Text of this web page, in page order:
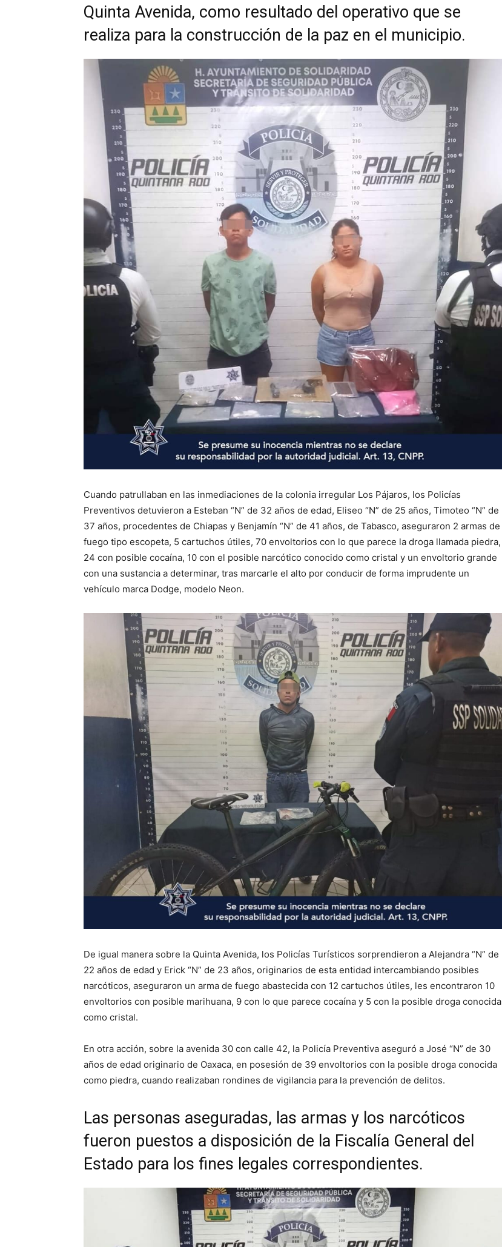
Quinta Avenida, como resultado del operativo que se
realiza para la construcción de la paz en el municipio.
Cuando patrullaban en las inmediaciones de la colonia irregular Los Pájaros, los Policías
Preventivos detuvieron a Esteban “N” de 32 años de edad, Eliseo “N” de 25 años, Timoteo “N” de
37 años, procedentes de Chiapas y Benjamín “N” de 41 años, de Tabasco, aseguraron 2 armas de
fuego tipo escopeta, 5 cartuchos útiles, 70 envoltorios con lo que parece la droga llamada piedra,
24 con posible cocaína, 10 con el posible narcótico conocido como cristal y un envoltorio grande
con una sustancia a determinar, tras marcarle el alto por conducir de forma imprudente un
vehículo marca Dodge, modelo Neon.
De igual manera sobre la Quinta Avenida, los Policías Turísticos sorprendieron a Alejandra “N” de
22 años de edad y Erick “N” de 23 años, originarios de esta entidad intercambiando posibles
narcóticos, aseguraron un arma de fuego abastecida con 12 cartuchos útiles, les encontraron 10
envoltorios con posible marihuana, 9 con lo que parece cocaína y 5 con la posible droga conocida
como cristal.
En otra acción, sobre la avenida 30 con calle 42, la Policía Preventiva aseguró a José “N” de 30
años de edad originario de Oaxaca, en posesión de 39 envoltorios con la posible droga conocida
como piedra, cuando realizaban rondines de vigilancia para la prevención de delitos.
Las personas aseguradas, las armas y los narcóticos
fueron puestos a disposición de la Fiscalía General del
Estado para los fines legales correspondientes.